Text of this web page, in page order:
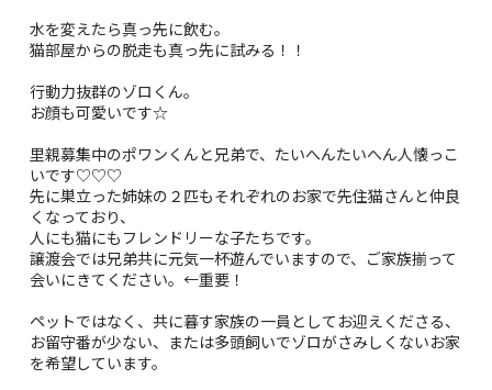
水を変えたら真っ先に飲む。
猫部屋からの脱走も真っ先に試みる！！
行動力抜群のゾロくん。
お顔も可愛いです☆
里親募集中のポワンくんと兄弟で、たいへんたいへん人懐っこ
いです♡♡♡
先に巣立った姉妹の２匹もそれぞれのお家で先住猫さんと仲良
くなっており、
人にも猫にもフレンドリーな子たちです。
譲渡会では兄弟共に元気一杯遊んでいますので、ご家族揃って
会いにきてください。←重要！
ペットではなく、共に暮す家族の一員としてお迎えくださる、
お留守番が少ない、または多頭飼いでゾロがさみしくないお家
を希望しています。